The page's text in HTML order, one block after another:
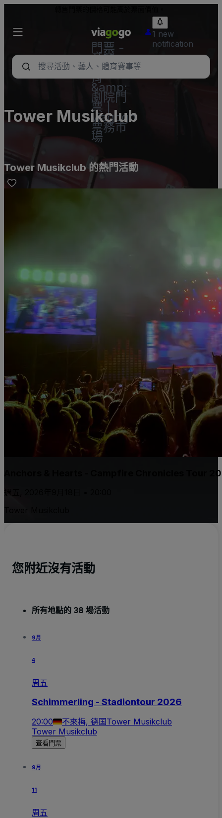
門票 -
音樂
會、體
育
&amp;
劇院門
票 |
viagogo
票務市
場
1 new
notification
Tower Musikclub
Tower Musikclub 的熱門活動
Anchors & Hearts - Campfire Chronicles Tour
週五, 2026年9月18日 • 20:00
您附近沒有活動
所有地點的 38 場活動
9月
4
周五
Schimmerling - Stadiontour 2026
20:00 不來梅, 德国Tower Musikclub
Tower Musikclub
查看門票
9月
11
周五